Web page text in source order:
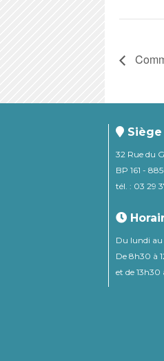
32 Rue du
BP 161 -
tél. : 03 29
Du lundi au
De 8h30 à
et de 13h30